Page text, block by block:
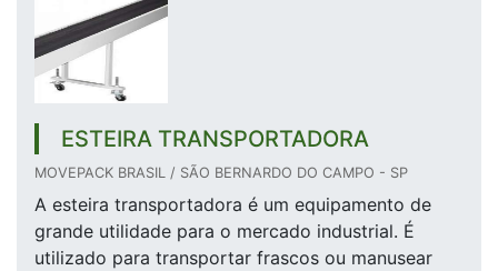
ESTEIRA TRANSPORTADORA
MOVEPACK BRASIL / SÃO BERNARDO DO CAMPO - SP
A esteira transportadora é um equipamento de
grande utilidade para o mercado industrial. É
utilizado para transportar frascos ou manusear